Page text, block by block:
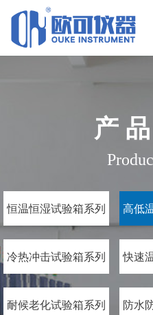
产
恒温恒湿试验箱系列 高低
冷热冲击试验箱系列 快速
耐候老化试验箱系列 防水